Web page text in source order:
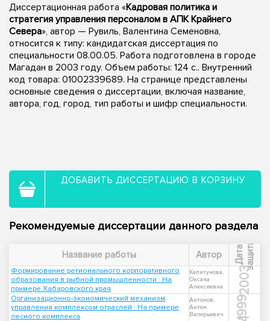
Диссертационная работа «Кадровая политика и
стратегия управления персоналом в АПК Крайнего
Севера», автор — Рувиль, Валентина Семеновна,
относится к типу: кандидатская диссертация по
специальности 08.00.05. Работа подготовлена в городе
Магадан в 2003 году. Объем работы: 124 с.. Внутренний
код товара: 01002339689. На странице представлены
основные сведения о диссертации, включая название,
автора, год, город, тип работы и шифр специальности.
ДОБАВИТЬ ДИССЕРТАЦИЮ В КОРЗИНУ
Рекомендуемые диссертации данного раздела
Название работы Автор Д
а
т
а
з
а
щ
и
т ы
Формирование регионального корпоративного
образования в рыбной промышленности : На
примере Хабаровского края
Капитунова,
Оксана
Алексеевна
2003
Организационно-экономический механизм
управления комплексом отраслей : На примере
лесного комплекса
Антонов,
Антон
Валерьевич
1999